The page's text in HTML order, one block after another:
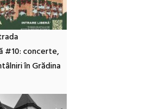
#10: concerte,
în Grădina